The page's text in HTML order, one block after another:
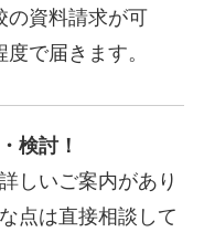
の資料請求が可
で届きます。
検討！
しいご案内があり
点は直接相談して